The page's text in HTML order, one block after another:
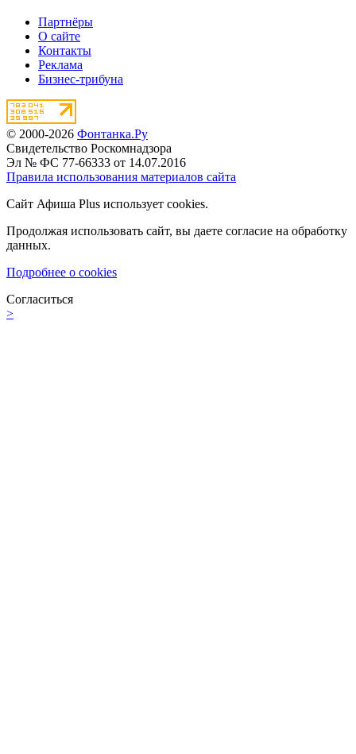
Партнёры
О сайте
Контакты
Реклама
Бизнес-трибуна
© 2000-2026 Фонтанка.Ру
Свидетельство Роскомнадзора
Эл № ФС 77-66333 от 14.07.2016
Правила использования материалов сайта
Сайт Афиша Plus использует cookies.
Продолжая использовать сайт, вы даете согласие на обработку
данных.
Подробнее о cookies
Согласиться
>